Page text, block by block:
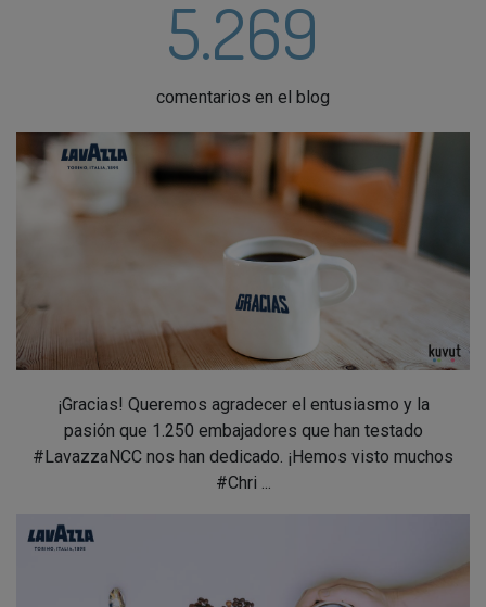
5.269
comentarios en el blog
¡Gracias! Queremos agradecer el entusiasmo y la
pasión que 1.250 embajadores que han testado
#LavazzaNCC nos han dedicado. ¡Hemos visto muchos
#Chri ...